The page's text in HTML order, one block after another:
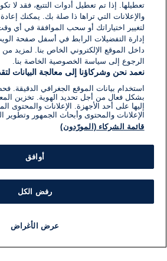
تعطيلها. إذا تم تعطيل أدوات التتبع، فقد لا
والإعلانات التي تراها ذا صلة بك. يمكنك
لتغيير اختياراتك أو سحب الموافقة في أي
إدارة التفضيلات الرابط في أسفل صفحة
داخل الموقع الإلكتروني الخاص بنا. لمزيد
الرجوع إلى سياسة الخصوصية الخاصة بنا.
نعمد نحن وشركاؤنا إلى معالجة البيانات
استخدام بيانات الموقع الجغرافي الدقيقة.
بشكل فعال من أجل تحديد الهوية. تخزين
إليها على أحد الأجهزة. الإعلانات والمحتوى
الإعلانات والمحتوى وأبحاث الجمهور وتطوير
قائمة الشركاء (المورّدون)
أوافق
رفض الكل
عرض الأغراض